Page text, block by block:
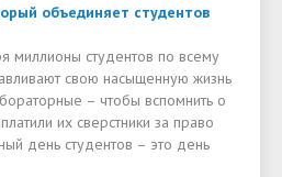
объединяет студентов
миллионы студентов по всему
свою насыщенную жизнь
– чтобы вспомнить о
их сверстники за право
день студентов – это день